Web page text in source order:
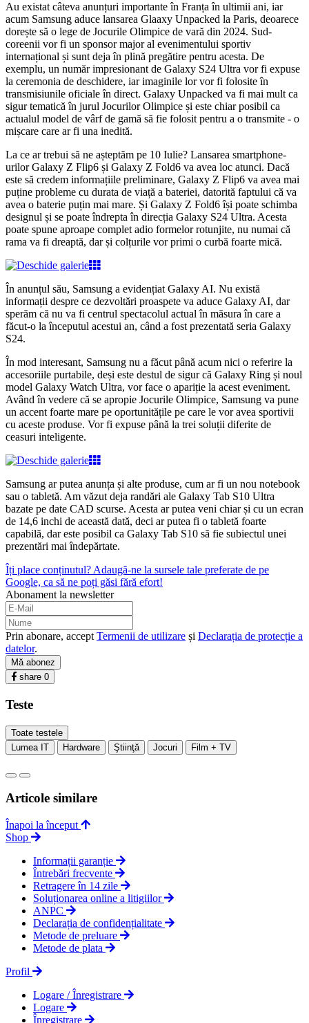
Au existat câteva anunțuri importante în Franța în ultimii ani, iar
acum Samsung aduce lansarea Glaaxy Unpacked la Paris, deoarece
dorește să o lege de Jocurile Olimpice de vară din 2024. Sud-
coreenii vor fi un sponsor major al evenimentului sportiv
internațional și sunt deja în plină pregătire pentru acesta. De
exemplu, un număr impresionant de Galaxy S24 Ultra vor fi expuse
la ceremonia de deschidere, iar imaginile lor vor fi folosite în
transmisiunile oficiale în direct. Galaxy Unpacked va fi mai mult ca
sigur tematică în jurul Jocurilor Olimpice și este chiar posibil ca
actualul model de vârf de gamă să fie folosit pentru a o transmite - o
mișcare care ar fi una inedită.
La ce ar trebui să ne așteptăm pe 10 Iulie? Lansarea smartphone-
urilor Galaxy Z Flip6 și Galaxy Z Fold6 va avea loc atunci. Dacă
este să credem informațiile preliminare, Galaxy Z Flip6 va avea mai
puține probleme cu durata de viață a bateriei, datorită faptului că va
avea o baterie puțin mai mare. Și Galaxy Z Fold6 își poate schimba
designul și se poate îndrepta în direcția Galaxy S24 Ultra. Acesta
poate spune aproape complet adio formelor rotunjite, nu numai că
rama va fi dreaptă, dar și colțurile vor primi o curbă foarte mică.
În anunțul său, Samsung a evidențiat Galaxy AI. Nu există
informații despre ce dezvoltări proaspete va aduce Galaxy AI, dar
sperăm că nu va fi centrul spectacolul actual în măsura în care a
făcut-o la începutul acestui an, când a fost prezentată seria Galaxy
S24.
În mod interesant, Samsung nu a făcut până acum nici o referire la
accesoriile purtabile, deși este destul de sigur că Galaxy Ring și noul
model Galaxy Watch Ultra, vor face o apariție la acest eveniment.
Având în vedere că se apropie Jocurile Olimpice, Samsung va pune
un accent foarte mare pe oportunitățile pe care le vor avea sportivii
cu aceste produse. Vor fi expuse până la trei soluții diferite de
ceasuri inteligente.
Samsung ar putea anunța și alte produse, cum ar fi un nou notebook
sau o tabletă. Am văzut deja randări ale Galaxy Tab S10 Ultra
bazate pe date CAD scurse. Acesta ar putea veni chiar și cu un ecran
de 14,6 inchi de această dată, deci ar putea fi o tabletă foarte
capabilă, dar este posibil ca Galaxy Tab S10 să fie subiectul unei
prezentări mai îndepărtate.
Îți place conținutul? Adaugă-ne la sursele tale preferate de pe
Google, ca să ne poți găsi fără efort!
Abonament la newsletter
Prin abonare, accept Termenii de utilizare și Declarația de protecție a
datelor.
Mă abonez
share 0
Teste
Toate testele
Lumea IT
Hardware Ştiinţă Jocuri Film + TV
Articole similare
Înapoi la început
Shop
Informații garanție
Întrebări frecvente
Retragere în 14 zile
Soluționarea online a litigiilor
ANPC
Declarația de confidențialitate
Metode de preluare
Metode de plata
Profil
Logare / Înregistrare
Logare
Înregistrare